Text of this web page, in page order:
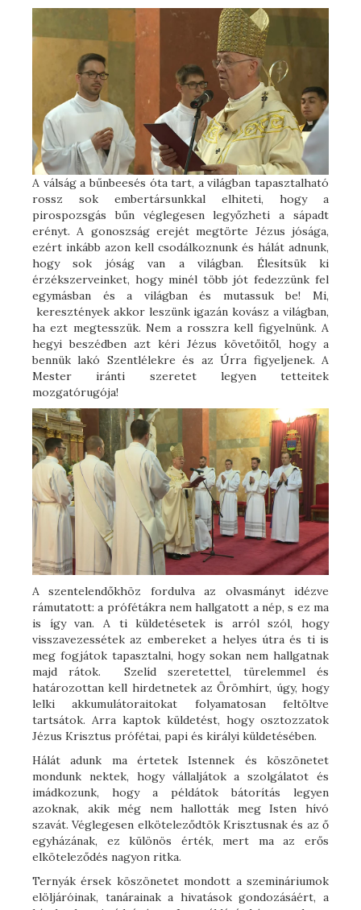
A válság a bűnbeesés óta tart, a világban tapasztalható
rossz sok embertársunkkal elhiteti, hogy a
pirospozsgás bűn véglegesen legyőzheti a sápadt
erényt. A gonoszság erejét megtörte Jézus jósága,
ezért inkább azon kell csodálkoznunk és hálát adnunk,
hogy sok jóság van a világban. Élesítsük ki
érzékszerveinket, hogy minél több jót fedezzünk fel
egymásban és a világban és mutassuk be! Mi,
keresztények akkor leszünk igazán kovász a világban,
ha ezt megtesszük. Nem a rosszra kell figyelnünk. A
hegyi beszédben azt kéri Jézus követőitől, hogy a
bennük lakó Szentlélekre és az Úrra figyeljenek. A
Mester iránti szeretet legyen tetteitek
mozgatórugója!
A szentelendőkhöz fordulva az olvasmányt idézve
rámutatott: a prófétákra nem hallgatott a nép, s ez ma
is így van. A ti küldetésetek is arról szól, hogy
visszavezessétek az embereket a helyes útra és ti is
meg fogjátok tapasztalni, hogy sokan nem hallgatnak
majd rátok. Szelíd szeretettel, türelemmel és
határozottan kell hirdetnetek az Örömhírt, úgy, hogy
lelki akkumulátoraitokat folyamatosan feltöltve
tartsátok. Arra kaptok küldetést, hogy osztozzatok
Jézus Krisztus prófétai, papi és királyi küldetésében.
Hálát adunk ma értetek Istennek és köszönetet
mondunk nektek, hogy vállaljátok a szolgálatot és
imádkozunk, hogy a példátok bátorítás legyen
azoknak, akik még nem hallották meg Isten hívó
szavát. Véglegesen elköteleződtök Krisztusnak és az ő
egyházának, ez különös érték, mert ma az erős
elköteleződés nagyon ritka.
Ternyák érsek köszönetet mondott a szemináriumok
elöljáróinak, tanárainak a hivatások gondozásáért, a